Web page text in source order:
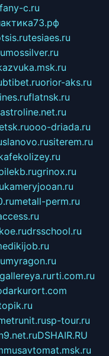
c.ru
tesiaes.ru
mossilver.ru
orior-aks.ru
flatnsk.ru
astroline.net.ru
ooo-driada.ru
siterem.ru
grinox.ru
kameryjooan.ru
metall-perm.ru
drsschool.ru
myragon.ru
rti.com.ru
sp-tour.ru
DSHAIR.RU
musavtomat.msk.ru